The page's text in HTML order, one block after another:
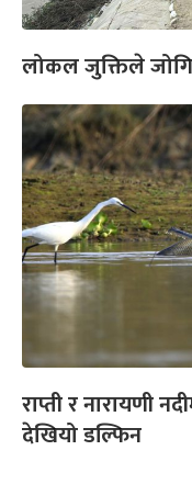
लोकल जुक्तिले
राप्ती र नारायणी
देखियो डल्फिन